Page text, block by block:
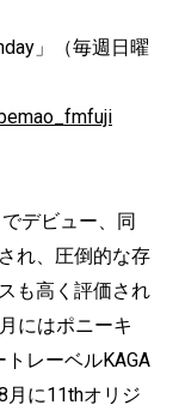
」（毎週日曜
デビュー、同
れ、圧倒的な存
も高く評価され
にはポニーキ
レーベルKAGA
月に11thオリジ